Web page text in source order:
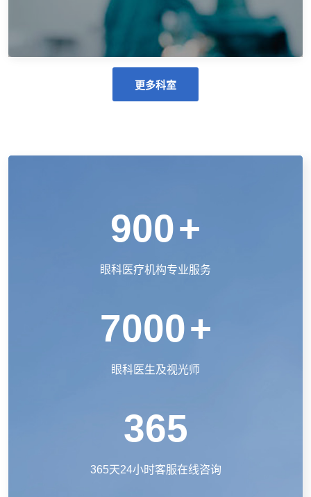
更多科室
900+
眼科医疗机构专业服务
7000+
眼科医生及视光师
365
365天24小时客服在线咨询